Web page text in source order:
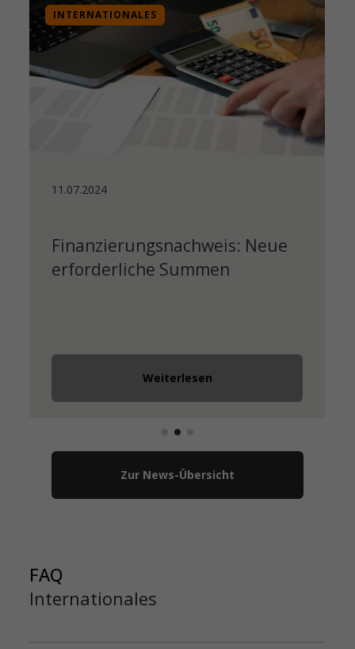
INTERNATIONALES
11.07.2024
Finanzierungsnachweis: Neue
erforderliche Summen
Weiterlesen
Zur News-Übersicht
FAQ
Internationales